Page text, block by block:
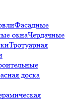
Фасадные
окнаЧердачные
Тротуарная
доска